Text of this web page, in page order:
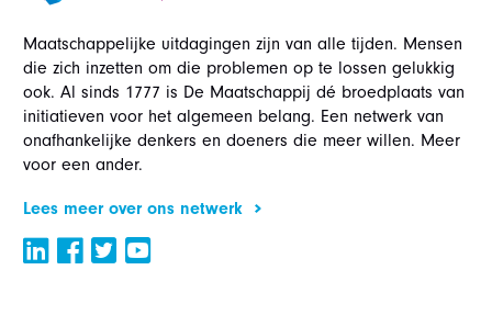
Maatschappelijke uitdagingen zijn van alle tijden. Mensen
die zich inzetten om die problemen op te lossen gelukkig
ook. Al sinds 1777 is De Maatschappij dé broedplaats van
initiatieven voor het algemeen belang. Een netwerk van
onafhankelijke denkers en doeners die meer willen. Meer
voor een ander.
Lees meer over ons netwerk